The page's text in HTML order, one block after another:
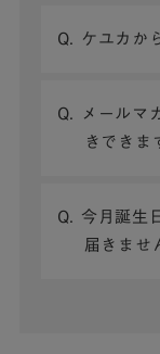
Q. ケユカか
Q. メールマ
きできま
Q. 今月誕生
届きませ